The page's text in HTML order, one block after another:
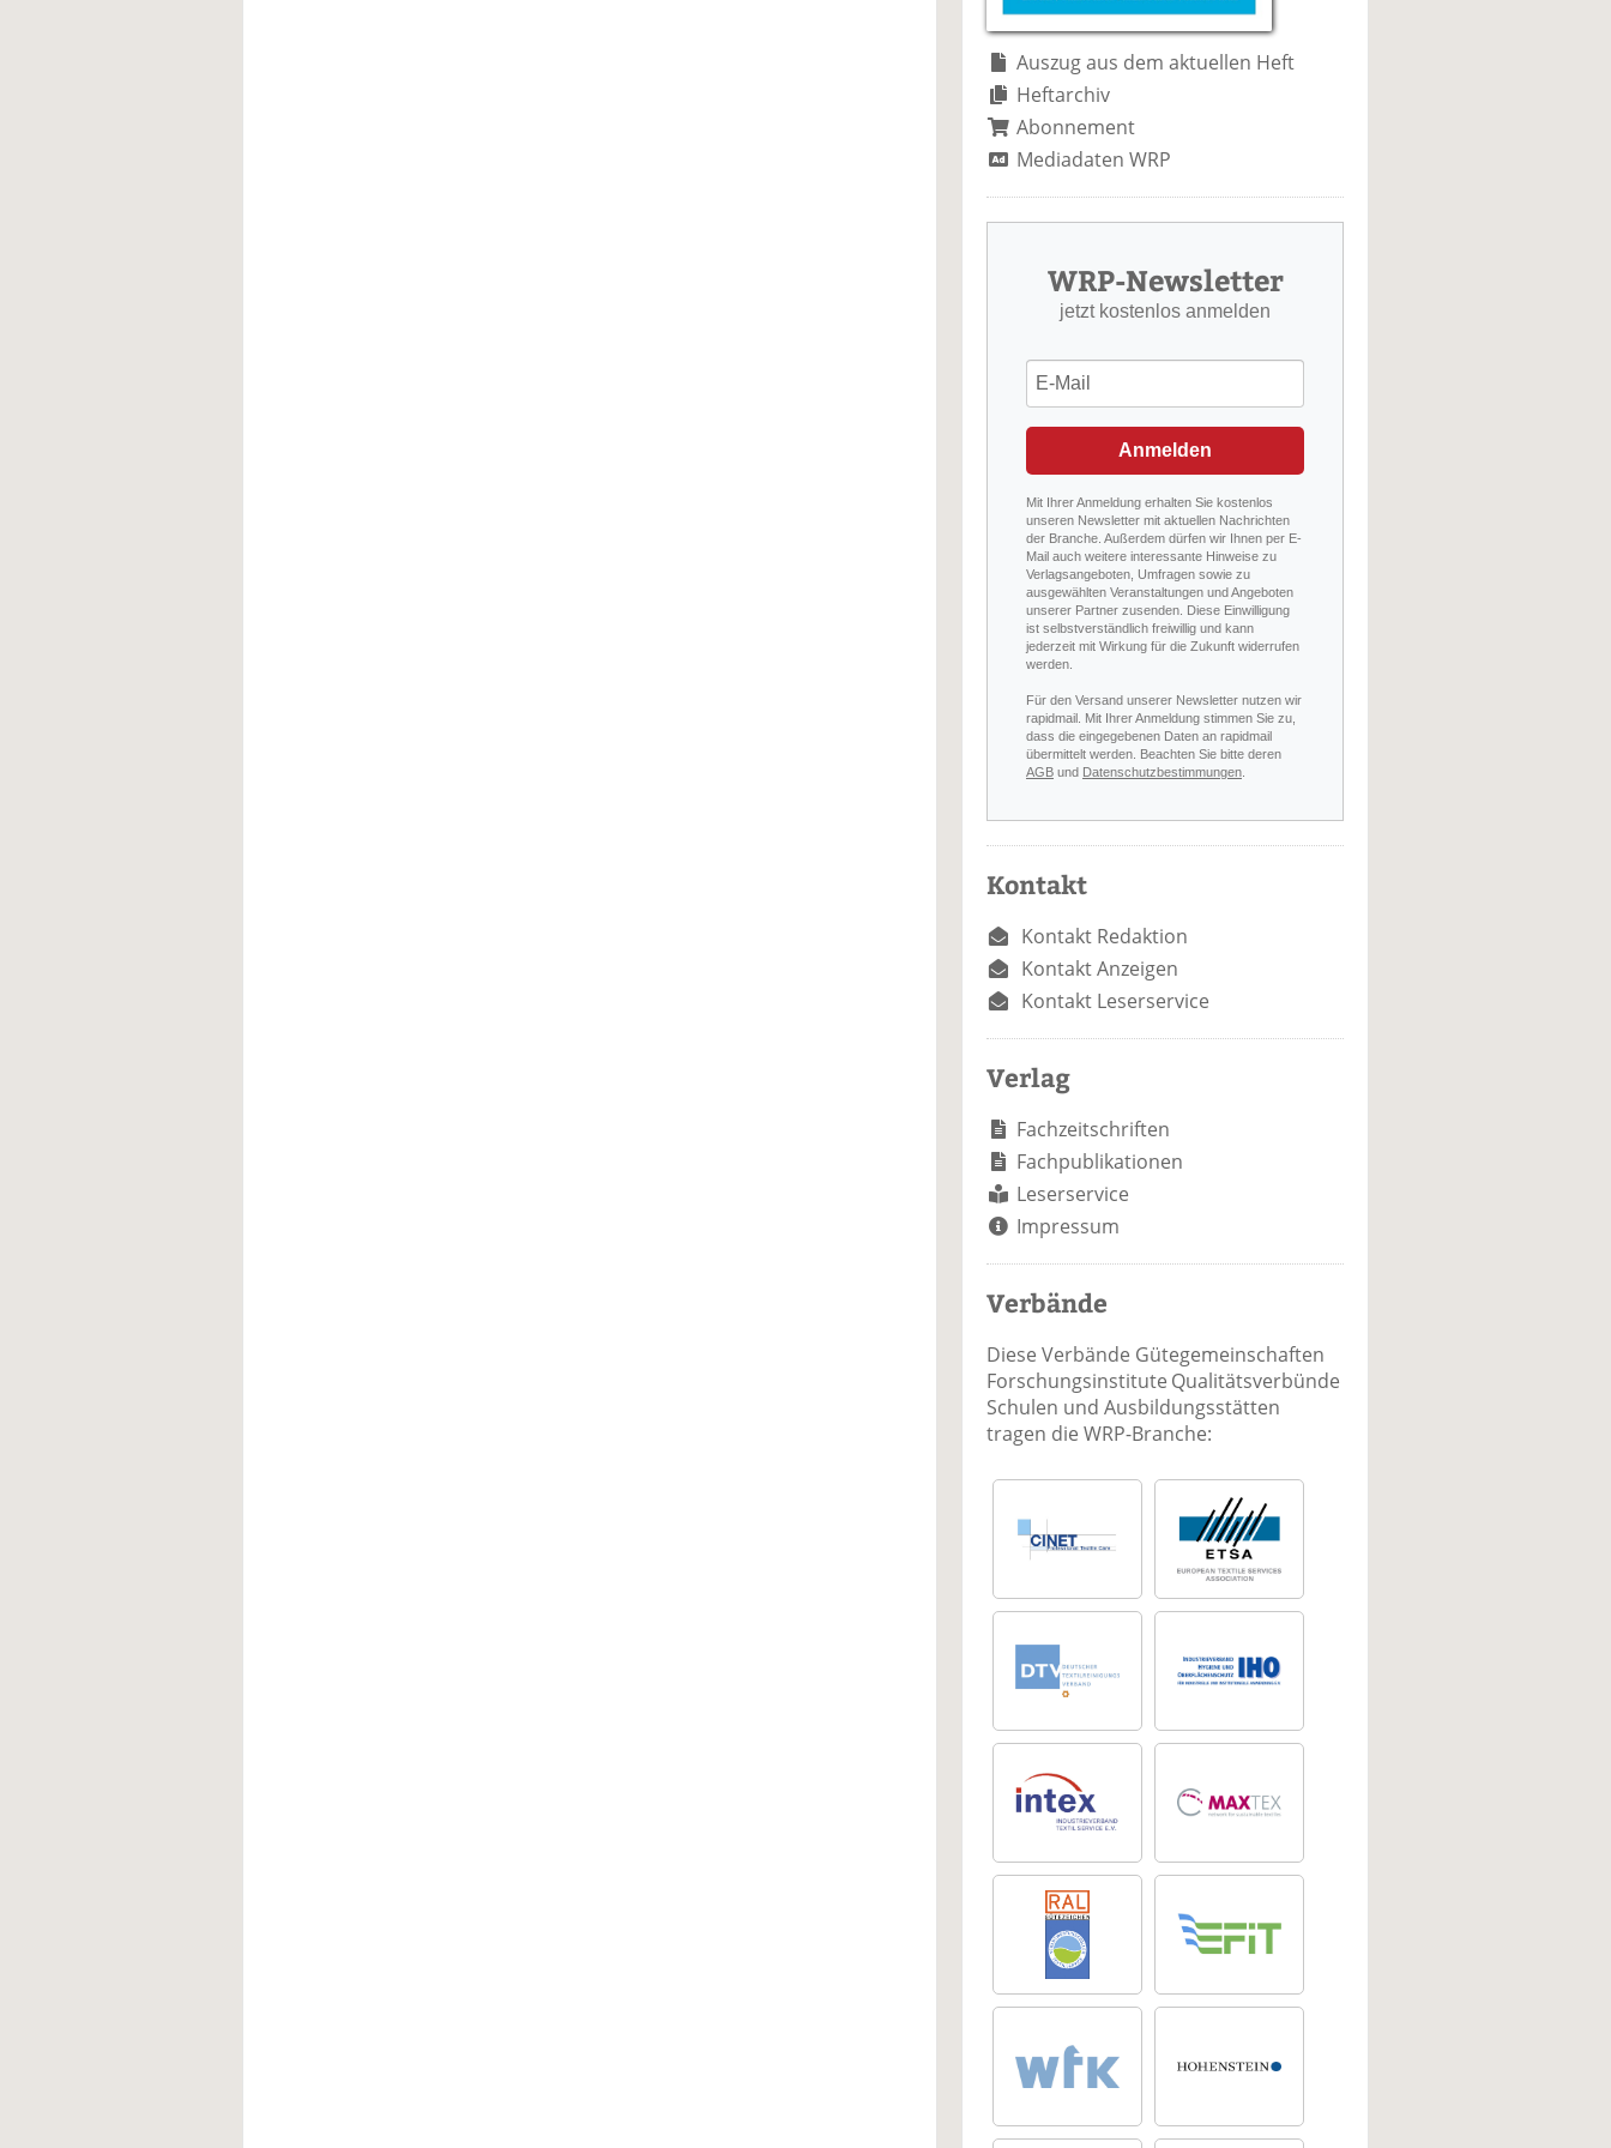
Auszug aus dem aktuellen Heft
Heftarchiv
Abonnement
Mediadaten WRP
WRP-Newsletter
jetzt kostenlos anmelden
Anmelden
Mit Ihrer Anmeldung erhalten Sie kostenlos
unseren Newsletter mit aktuellen Nachrichten
der Branche. Außerdem dürfen wir Ihnen per E-
Mail auch weitere interessante Hinweise zu
Verlagsangeboten, Umfragen sowie zu
ausgewählten Veranstaltungen und Angeboten
unserer Partner zusenden. Diese Einwilligung
ist selbstverständlich freiwillig und kann
jederzeit mit Wirkung für die Zukunft widerrufen
werden.
Für den Versand unserer Newsletter nutzen wir
rapidmail. Mit Ihrer Anmeldung stimmen Sie zu,
dass die eingegebenen Daten an rapidmail
übermittelt werden. Beachten Sie bitte deren
AGB und Datenschutzbestimmungen
Kontakt
Kontakt Redaktion
Kontakt Anzeigen
Kontakt Leserservice
Verlag
Fachzeitschriften
Fachpublikationen
Leserservice
Impressum
Verbände
Diese Verbände Gütegemeinschaften
Forschungsinstitute Qualitätsverbünde
Schulen und Ausbildungsstätten
tragen die WRP-Branche: